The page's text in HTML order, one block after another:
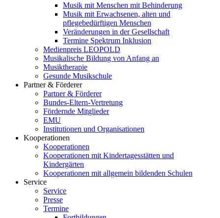
Musik mit Menschen mit Behinderung
Musik mit Erwachsenen, alten und
pflegebedürftigen Menschen
Veränderungen in der Gesellschaft
Termine Spektrum Inklusion
Medienpreis LEOPOLD
Musikalische Bildung von Anfang an
Musiktherapie
Gesunde Musikschule
Partner & Förderer
Partner & Förderer
Bundes-Eltern-Vertretung
Fördernde Mitglieder
EMU
Institutionen und Organisationen
Kooperationen
Kooperationen
Kooperationen mit Kindertagesstätten und
Kindergärten
Kooperationen mit allgemein bildenden Schulen
Service
Service
Presse
Termine